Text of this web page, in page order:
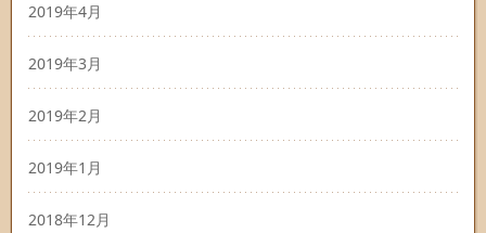
2019年4月
2019年3月
2019年2月
2019年1月
2018年12月